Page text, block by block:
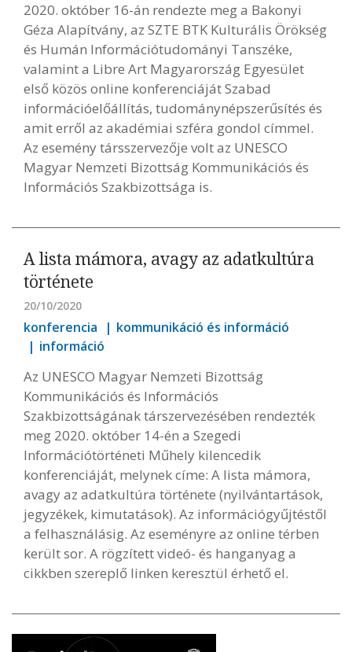
2020. október 16-án rendezte meg a Bakonyi
Géza Alapítvány, az SZTE BTK Kulturális Örökség
és Humán Információtudományi Tanszéke,
valamint a Libre Art Magyarország Egyesület
első közös online konferenciáját Szabad
információelőállítás, tudománynépszerűsítés és
amit erről az akadémiai szféra gondol címmel.
Az esemény társszervezője volt az UNESCO
Magyar Nemzeti Bizottság Kommunikációs és
Információs Szakbizottsága is.
A lista mámora, avagy az adatkultúra
története
20/10/2020
konferencia
kommunikáció és információ
információ
Az UNESCO Magyar Nemzeti Bizottság
Kommunikációs és Információs
Szakbizottságának társzervezésében rendezték
meg 2020. október 14-én a Szegedi
Információtörténeti Műhely kilencedik
konferenciáját, melynek címe: A lista mámora,
avagy az adatkultúra története (nyilvántartások,
jegyzékek, kimutatások). Az információgyűjtéstől
a felhasználásig. Az eseményre az online térben
került sor. A rögzített videó- és hanganyag a
cikkben szereplő linken keresztül érhető el.